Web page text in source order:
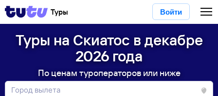
Туры Войти
Туры на Скиатос в декабре
2026 года
По ценам туроператоров или ниже